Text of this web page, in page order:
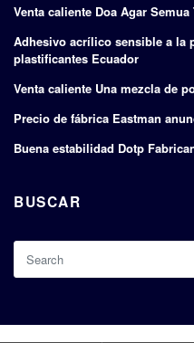
Venta caliente Doa Agar
Adhesivo acrílico sensible a la
plastificantes Ecuador
Venta caliente Una mezcla de
Precio de fábrica Eastman
Buena estabilidad Dotp
BUSCAR